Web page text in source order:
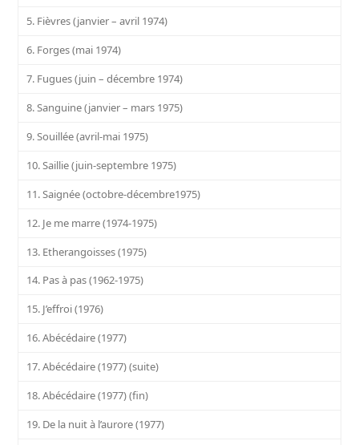
5. Fièvres (janvier – avril 1974)
6. Forges (mai 1974)
7. Fugues (juin – décembre 1974)
8. Sanguine (janvier – mars 1975)
9. Souillée (avril-mai 1975)
10. Saillie (juin-septembre 1975)
11. Saignée (octobre-décembre1975)
12. Je me marre (1974-1975)
13. Etherangoisses (1975)
14. Pas à pas (1962-1975)
15. J’effroi (1976)
16. Abécédaire (1977)
17. Abécédaire (1977) (suite)
18. Abécédaire (1977) (fin)
19. De la nuit à l’aurore (1977)